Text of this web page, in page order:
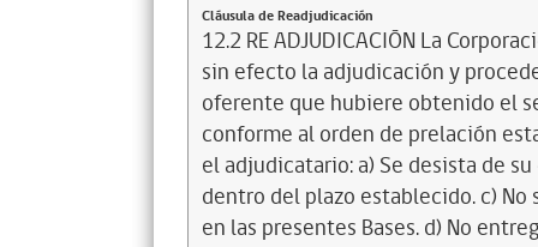
Cláusula de Readjudicación
12.2 RE ADJUDICACIÓN La
sin efecto la adjudicación y
oferente que hubiere obtenido el
conforme al orden de prelación
el adjudicatario: a) Se desista de
dentro del plazo establecido. c)
en las presentes Bases. d) No